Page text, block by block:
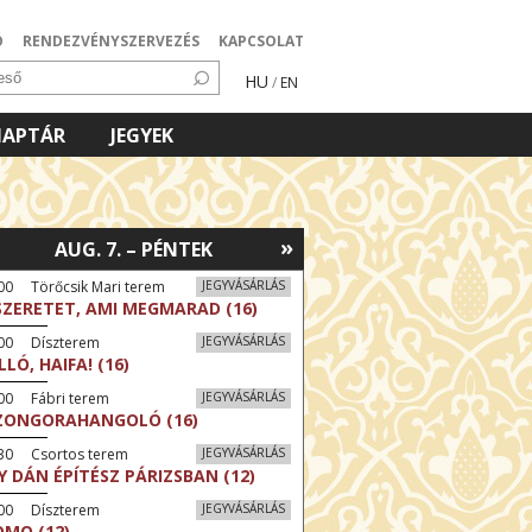
RENDEZVÉNYSZERVEZÉS KAPCSOLAT
HU / EN
JEGYEK
»
AUG. 7. – PÉNTEK
JEGYVÁSÁRLÁS
Törőcsik Mari terem
AMI MEGMARAD (16)
JEGYVÁSÁRLÁS
Díszterem
HAIFA! (16)
JEGYVÁSÁRLÁS
Fábri terem
(16)
JEGYVÁSÁRLÁS
Csortos terem
DÁN ÉPÍTÉSZ PÁRIZSBAN (12)
JEGYVÁSÁRLÁS
Díszterem